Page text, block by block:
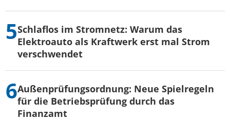
Schlaflos im Stromnetz: Warum das
Elektroauto als Kraftwerk erst mal Strom
verschwendet
Außenprüfungsordnung: Neue Spielregeln
für die Betriebsprüfung durch das
Finanzamt